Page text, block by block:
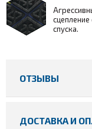
спуска.
ОТЗЫВЫ
ДОСТАВКА И